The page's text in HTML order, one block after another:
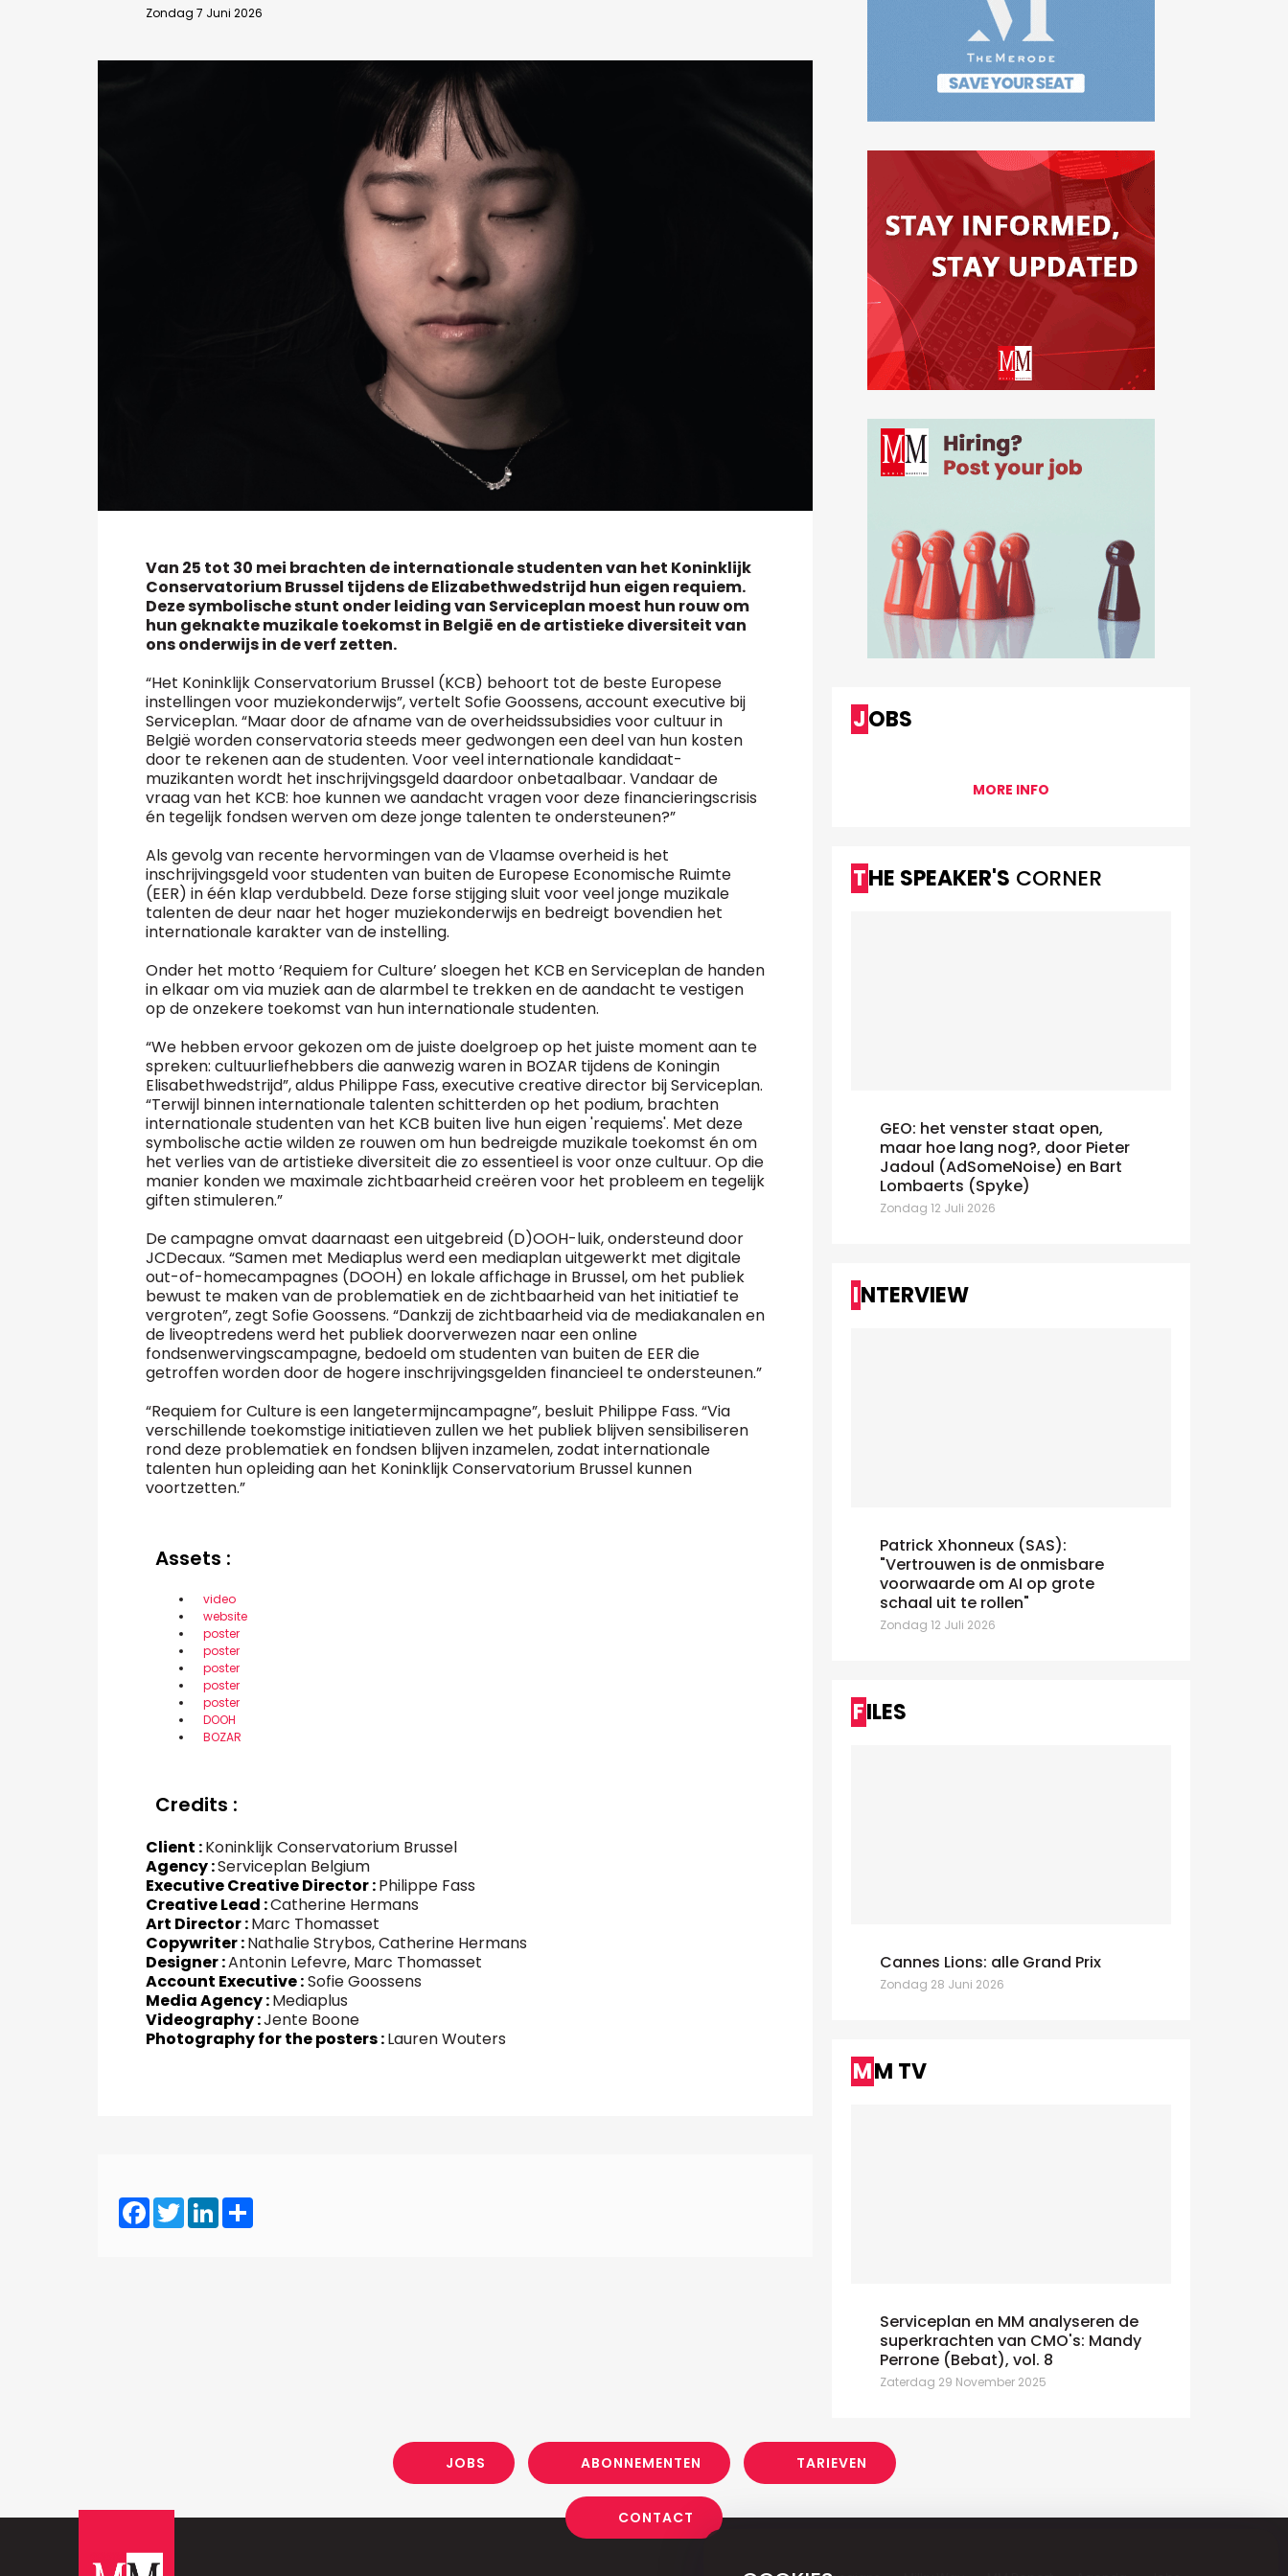
Zondag 7 Juni 2026
Van 25 tot 30 mei brachten de internationale studenten van het Koninklijk
Conservatorium Brussel tijdens de Elizabethwedstrijd hun eigen requiem.
Deze symbolische stunt onder leiding van Serviceplan moest hun rouw om
hun geknakte muzikale toekomst in België en de artistieke diversiteit van
ons onderwijs in de verf zetten.
“Het Koninklijk Conservatorium Brussel (KCB) behoort tot de beste Europese
instellingen voor muziekonderwijs”, vertelt Sofie Goossens, account executive bij
Serviceplan. “Maar door de afname van de overheidssubsidies voor cultuur in
België worden conservatoria steeds meer gedwongen een deel van hun kosten
door te rekenen aan de studenten. Voor veel internationale kandidaat-
muzikanten wordt het inschrijvingsgeld daardoor onbetaalbaar. Vandaar de
vraag van het KCB: hoe kunnen we aandacht vragen voor deze financieringscrisis
én tegelijk fondsen werven om deze jonge talenten te ondersteunen?”
Als gevolg van recente hervormingen van de Vlaamse overheid is het
inschrijvingsgeld voor studenten van buiten de Europese Economische Ruimte
(EER) in één klap verdubbeld. Deze forse stijging sluit voor veel jonge muzikale
talenten de deur naar het hoger muziekonderwijs en bedreigt bovendien het
internationale karakter van de instelling.
Onder het motto ‘Requiem for Culture’ sloegen het KCB en Serviceplan de handen
in elkaar om via muziek aan de alarmbel te trekken en de aandacht te vestigen
op de onzekere toekomst van hun internationale studenten.
“We hebben ervoor gekozen om de juiste doelgroep op het juiste moment aan te
spreken: cultuurliefhebbers die aanwezig waren in BOZAR tijdens de Koningin
Elisabethwedstrijd”, aldus Philippe Fass, executive creative director bij Serviceplan.
“Terwijl binnen internationale talenten schitterden op het podium, brachten
internationale studenten van het KCB buiten live hun eigen 'requiems'. Met deze
symbolische actie wilden ze rouwen om hun bedreigde muzikale toekomst én om
het verlies van de artistieke diversiteit die zo essentieel is voor onze cultuur. Op die
manier konden we maximale zichtbaarheid creëren voor het probleem en tegelijk
giften stimuleren.”
De campagne omvat daarnaast een uitgebreid (D)OOH-luik, ondersteund door
JCDecaux. “Samen met Mediaplus werd een mediaplan uitgewerkt met digitale
out-of-homecampagnes (DOOH) en lokale affichage in Brussel, om het publiek
bewust te maken van de problematiek en de zichtbaarheid van het initiatief te
vergroten”, zegt Sofie Goossens. “Dankzij de zichtbaarheid via de mediakanalen en
de liveoptredens werd het publiek doorverwezen naar een online
fondsenwervingscampagne, bedoeld om studenten van buiten de EER die
getroffen worden door de hogere inschrijvingsgelden financieel te ondersteunen.”
“Requiem for Culture is een langetermijncampagne”, besluit Philippe Fass. “Via
verschillende toekomstige initiatieven zullen we het publiek blijven sensibiliseren
rond deze problematiek en fondsen blijven inzamelen, zodat internationale
talenten hun opleiding aan het Koninklijk Conservatorium Brussel kunnen
voortzetten.”
Assets :
video
website
poster
poster
poster
poster
poster
DOOH
BOZAR
Credits :
Client :Koninklijk Conservatorium Brussel
Agency :Serviceplan Belgium
Executive Creative Director :Philippe Fass
Creative Lead :Catherine Hermans
Art Director :Marc Thomasset
Copywriter :Nathalie Strybos, Catherine Hermans
Designer :Antonin Lefevre, Marc Thomasset
Account Executive :Sofie Goossens
Media Agency :Mediaplus
Videography :Jente Boone
Photography for the posters :Lauren Wouters
Facebook
TwitterLinkedIn
JOBS
MORE INFO
THE SPEAKER'S CORNER
GEO: het venster staat open,
maar hoe lang nog?, door Pieter
Jadoul (AdSomeNoise) en Bart
Lombaerts (Spyke)
Zondag 12 Juli 2026
INTERVIEW
Patrick Xhonneux (SAS):
"Vertrouwen is de onmisbare
voorwaarde om AI op grote
schaal uit te rollen"
Zondag 12 Juli 2026
FILES
Cannes Lions: alle Grand Prix
Zondag 28 Juni 2026
MM TV
Serviceplan en MM analyseren de
superkrachten van CMO's: Mandy
Perrone (Bebat), vol. 8
Zaterdag 29 November 2025
JOBS ABONNEMENTEN TARIEVEN
CONTACT
Bedrijfsabonnement